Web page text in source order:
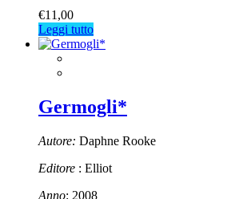
€11,00
Leggi tutto
Germogli*
Autore: Daphne Rooke
Editore : Elliot
Anno: 2008